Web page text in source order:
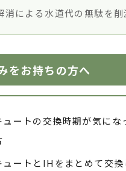
消による水道代の無駄を削
をお持ちの方へ
ュートの交換時期が気にな
ュートとIHをまとめて交換